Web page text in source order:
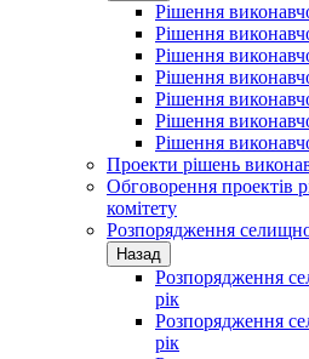
Рішення
Рішення
Рішення
Рішення
Рішення
Рішення
Рішення
Проекти рішень
Обговорення проектів
комітету
Розпорядження
Назад
Розпорядження
рік
Розпорядження
рік